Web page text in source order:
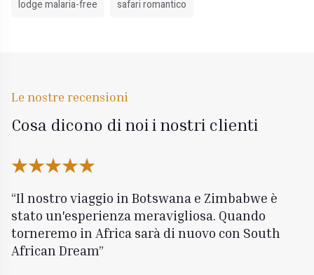
lodge malaria-free
safari romantico
Le nostre recensioni
Cosa dicono di noi i nostri clienti
Il nostro viaggio in Botswana e Zimbabwe è
stato un'esperienza meravigliosa. Quando
torneremo in Africa sarà di nuovo con South
African Dream